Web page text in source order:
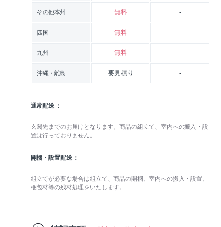
その他本州 無料 -
四国 無料 -
九州 無料 -
沖縄・離島 要見積り -
通常配送
玄関先までのお届けとなります。商品の組立て、室内への搬入・設
置は行っておりません。
開梱・設置配送
組立てが必要な場合は組立て、商品の開梱、室内への搬入・設置、
梱包材等の残材処理をいたします。